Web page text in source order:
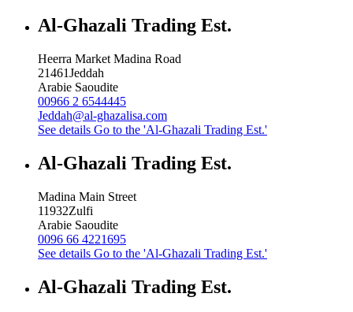
Al-Ghazali Trading Est.
Heerra Market Madina Road
21461Jeddah
Arabie Saoudite
00966 2 6544445
Jeddah@al-ghazalisa.com
See details Go to the 'Al-Ghazali Trading Est.'
Al-Ghazali Trading Est.
Madina Main Street
11932Zulfi
Arabie Saoudite
0096 66 4221695
See details Go to the 'Al-Ghazali Trading Est.'
Al-Ghazali Trading Est.